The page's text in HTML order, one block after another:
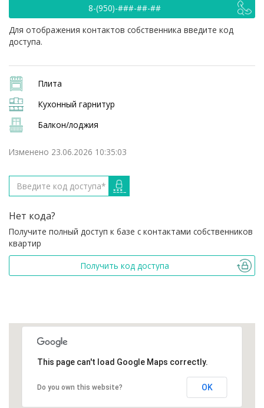
8-(950)-###-##-##
Для отображения контактов собственника введите код
доступа.
Плита
Кухонный гарнитур
Балкон/лоджия
Изменено 23.06.2026 10:35:03
Нет кода?
Получите полный доступ к базе с контактами собственников
квартир
Получить код доступа
This page can't load Google Maps correctly.
Do you own this website? OK